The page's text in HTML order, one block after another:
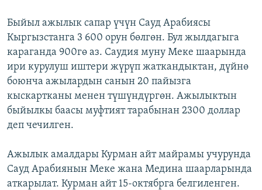
Быйыл ажылык сапар үчүн Сауд Арабиясы
Кыргызстанга 3 600 орун бөлгөн. Бул жылдагыга
караганда 900гө аз. Саудия муну Меке шаарында
ири курулуш иштери жүрүп жаткандыктан, дүйнө
боюнча ажылардын санын 20 пайызга
кыскартканы менен түшүндүргөн. Ажылыктын
быйылкы баасы муфтият тарабынан 2300 доллар
деп чечилген.
Ажылык амалдары Курман айт майрамы учурунда
Сауд Арабиянын Меке жана Медина шаарларында
аткарылат. Курман айт 15-октябрга белгиленген.